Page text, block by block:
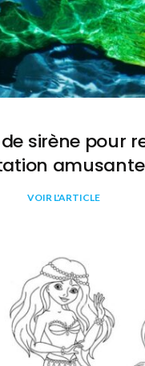
sirène pour
VOIR L'ARTICLE